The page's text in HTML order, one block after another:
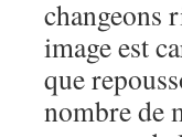
changeons
image est
que
nombre de